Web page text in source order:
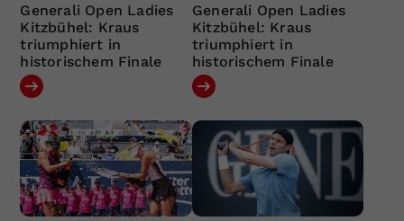
Generali Open Ladies
Kitzbühel: Kraus
triumphiert in
historischem Finale
Generali Open Ladies
Kitzbühel: Kraus
triumphiert in
historischem Finale